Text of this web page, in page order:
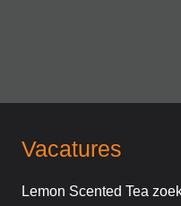
Vacatures
Lemon Scented Tea